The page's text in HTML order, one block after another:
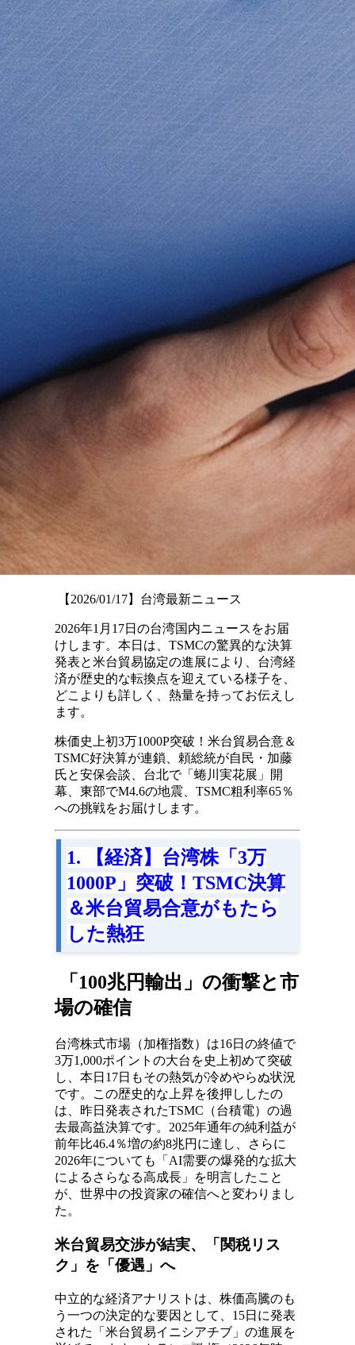
【2026/01/17】台湾最新ニュース
2026年1月17日の台湾国内ニュースをお届
けします。本日は、TSMCの驚異的な決算
発表と米台貿易協定の進展により、台湾経
済が歴史的な転換点を迎えている様子を、
どこよりも詳しく、熱量を持ってお伝えし
ます。
株価史上初3万1000P突破！米台貿易合意＆
TSMC好決算が連鎖、頼総統が自民・加藤
氏と安保会談、台北で「蜷川実花展」開
幕、東部でM4.6の地震、TSMC粗利率65％
への挑戦をお届けします。
1. 【経済】台湾株「3万
1000P」突破！TSMC決算
＆米台貿易合意がもたら
した熱狂
「100兆円輸出」の衝撃と市
場の確信
台湾株式市場（加権指数）は16日の終値で
3万1,000ポイントの大台を史上初めて突破
し、本日17日もその熱気が冷めやらぬ状況
です。この歴史的な上昇を後押ししたの
は、昨日発表されたTSMC（台積電）の過
去最高益決算です。2025年通年の純利益が
前年比46.4％増の約8兆円に達し、さらに
2026年についても「AI需要の爆発的な拡大
によるさらなる高成長」を明言したこと
が、世界中の投資家の確信へと変わりまし
た。
米台貿易交渉が結実、「関税リス
ク」を「優遇」へ
中立的な経済アナリストは、株価高騰のも
う一つの決定的な要因として、15日に発表
された「米台貿易イニシアチブ」の進展を